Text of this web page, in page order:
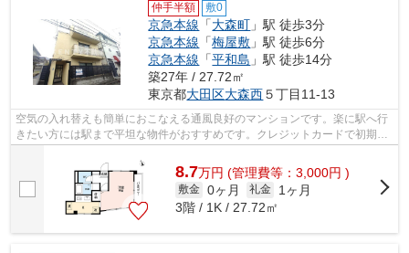
仲手半額 敷0
京急本線 「大森町 」駅 徒歩3分
京急本線 「梅屋敷 」駅 徒歩6分
京急本線 「平和島 」駅 徒歩14分
築27年 / 27.72㎡
東京都大田区大森西５丁目11-13
空気の入れ替えも簡単におこなえる通風良好のマンションです。楽に駅へ行
きたい方には駅まで平坦な物件がおすすめです。クレジットカードで初期費
8.7万円 (管理費等：3,000円 )
敷金 0ヶ月 礼金
1ヶ月
3階 / 1K / 27.72㎡